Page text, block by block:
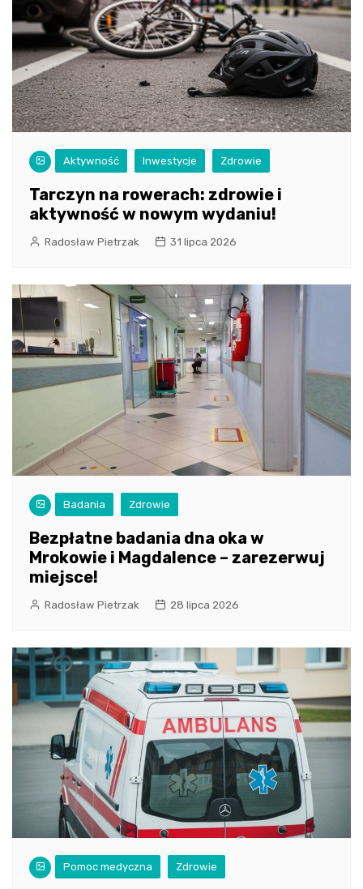
Aktywność Inwestycje Zdrowie
Tarczyn na rowerach: zdrowie i
aktywność w nowym wydaniu!
Radosław Pietrzak 31 lipca 2026
Badania Zdrowie
Bezpłatne badania dna oka w
Mrokowie i Magdalence – zarezerwuj
miejsce!
Radosław Pietrzak 28 lipca 2026
Pomoc medyczna Zdrowie